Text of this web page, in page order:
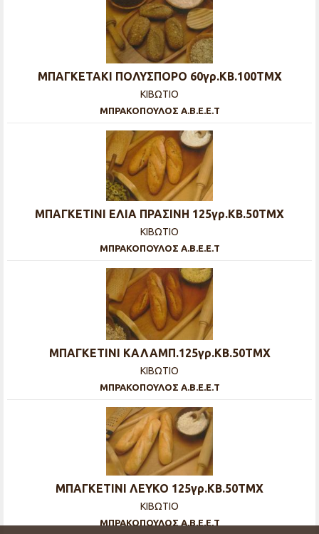
ΜΠΑΓΚΕΤΑΚΙ ΠΟΛΥΣΠΟΡΟ 60γρ.ΚΒ.100ΤΜΧ
ΚΙΒΩΤΙΟ
ΜΠΡΑΚΟΠΟΥΛΟΣ Α.Β.Ε.Ε.Τ
ΜΠΑΓΚΕΤΙΝΙ ΕΛΙΑ ΠΡΑΣΙΝΗ 125γρ.ΚΒ.50ΤΜΧ
ΚΙΒΩΤΙΟ
ΜΠΡΑΚΟΠΟΥΛΟΣ Α.Β.Ε.Ε.Τ
ΜΠΑΓΚΕΤΙΝΙ ΚΑΛΑΜΠ.125γρ.ΚΒ.50ΤΜΧ
ΚΙΒΩΤΙΟ
ΜΠΡΑΚΟΠΟΥΛΟΣ Α.Β.Ε.Ε.Τ
ΜΠΑΓΚΕΤΙΝΙ ΛΕΥΚΟ 125γρ.ΚΒ.50ΤΜΧ
ΚΙΒΩΤΙΟ
ΜΠΡΑΚΟΠΟΥΛΟΣ Α.Β.Ε.Ε.Τ